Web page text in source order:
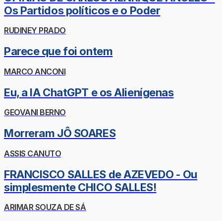
Os Partidos políticos e o Poder
RUDINEY PRADO
Parece que foi ontem
MARCO ANCONI
Eu, a IA ChatGPT e os Alienígenas
GEOVANI BERNO
Morreram JÔ SOARES
ASSIS CANUTO
FRANCISCO SALLES de AZEVEDO - Ou
simplesmente CHICO SALLES!
ARIMAR SOUZA DE SÁ